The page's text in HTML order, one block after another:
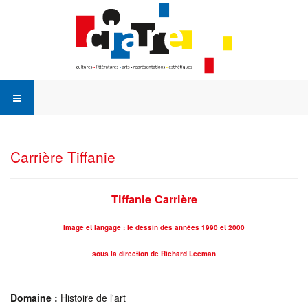
Carrière Tiffanie
Tiffanie Carrière
Image et langage : le dessin des années 1990 et 2000
sous la direction de Richard Leeman
Domaine : Histoire de l'art